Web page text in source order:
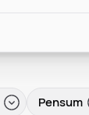
Pensum